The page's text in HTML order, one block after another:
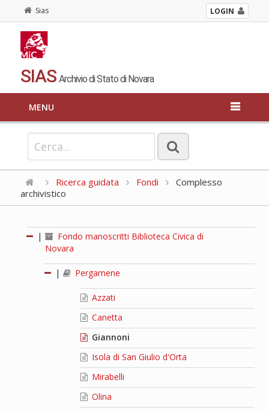
Sias LOGIN
SIAS Archivio di Stato di Novara
MENU
Ricerca guidata Fondi
Complesso
archivistico
|
Fondo manoscritti Biblioteca Civica di
Novara
| Pergamene
Azzati
Canetta
Giannoni
Isola di San Giulio d'Orta
Mirabelli
Olina